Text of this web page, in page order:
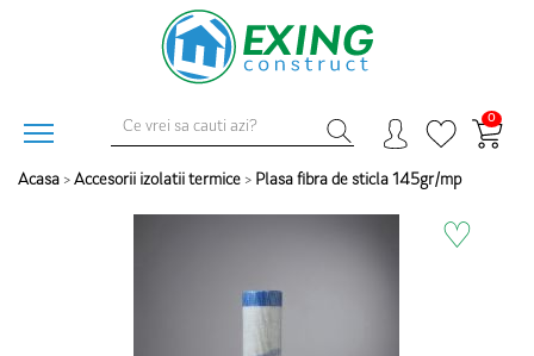
0
Acasa > Accesorii izolatii termice > Plasa fibra de sticla 145gr/mp
♡